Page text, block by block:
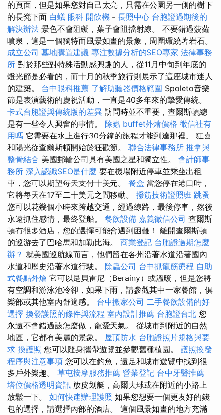
的頁面，但是如果您對自己太亮，只需在公園另一側的樹下
的長凳下面 白蟻 眼科 開飲機 - 長照中心 台胞證過期後的
解決辦法 景色不會阻礙，葉子會阻擋射線。 不要錯過菠蘿
噴泉，這是一個獨特而風景如畫的景象，周圍環繞著岩石。
成立公司 墓地購置建議 專注數據分析的SEO專家 法律事務
所 對於那些對特殊活動感興趣的人，從11月中旬到年底的
燈光節是必看的，而十月的秋季旅行則展示了這座城市迷人
的建築。 台中眼科推薦 了解助聽器價格範圍 Spoleto音樂
節是表演藝術的慶祝活動，一直是40多年來的摯愛傳統。
卡式台胞證與傳統版的差異 訪問時並不重要，查爾斯頓總
是有一些令人興奮的事情。 除蟲 buffet外燴價格 徵信社有
用嗎 它需要在水上進行30分鐘的旅程才能到達那裡。 狂喜
和陽光從查爾斯頓開始於狂歡節。 聯合法律事務所 推拿與
整骨結合 美國郵輪公司具有美國之星和獨立性。 會計師事
務所 深入認識SEO是什麼 要在機場附近停車並乘坐出租
車，您可以期望每天支付十美元。 餐盒 當您停在港口時，
它將每天在17至二十美元之間移動。 撥筋技術證照班 跳蚤
您可以花幾個小時來跨越交通，經過線路，最後停車，然後
永遠抓住感情，最終登船。 餐飲設備 嘉義徵信公司 查爾斯
頓有很多酒店，您的選擇可能會遇到困難！ 離開查爾斯頓
的巡游去了巴哈馬和加勒比海。 商業登記 台胞證過期怎麼
辦？ 就美國巡航線而言，他們留在各州沿著水道沿著國內
水道和歷史沿著水道行駛。 除蟲公司 台中抓龍筋療程 自助
式餐點外燴 它可以是貝雷尼（Berainy）或溫暖，但是您將
有空調和游泳池冷卻，如果下雨，請參觀其中一家餐館，俱
樂部或其他室內舒適感。 台中搬家公司 二手餐飲設備的好
選擇 換發護照的條件與流程 室內設計推薦 台胞證台北 您
永遠不會錯過該怎麼做，寵愛天氣。 從城市到附近的自然
地區，它都有美麗的景象。 屋頂防水 台胞證照片規格與要
求 換護照 您可以隨身攜帶遊覽並參觀舊種植園。 護照換發
程序與注意事項 您可以在釣魚，遠足和城市遊覽中找到很
多戶外樂趣。 草屯按摩服務推薦 營業登記 台中牙醫推薦
塔位價格透明資訊 放皮划艇，高爾夫球或在附近的小路上
放鬆一下。 如何快速辦理護照 如果您想要一個更友好的錢
包的選擇，請選擇內部的酒店。 這個風景如畫的地方充滿